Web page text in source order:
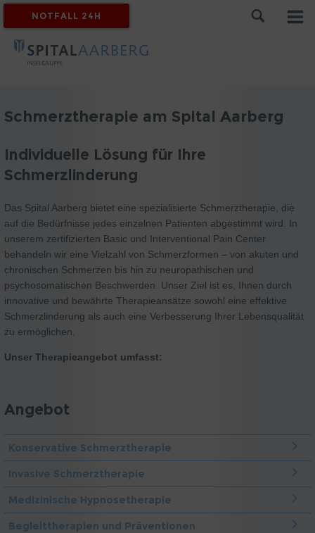
NOTFALL 24H
Schmerztherapie am Spital Aarberg
Individuelle Lösung für Ihre
Schmerzlinderung
Das Spital Aarberg bietet eine spezialisierte Schmerztherapie, die
auf die Bedürfnisse jedes einzelnen Patienten abgestimmt wird. In
unserem zertifizierten Basic und Interventional Pain Center
behandeln wir eine Vielzahl von Schmerzformen – von akuten und
chronischen Schmerzen bis hin zu neuropathischen und
psychosomatischen Beschwerden. Unser Ziel ist es, Ihnen durch
innovative und bewährte Therapieansätze sowohl eine effektive
Schmerzlinderung als auch eine Verbesserung Ihrer Lebensqualität
zu ermöglichen.
Unser Therapieangebot umfasst:
Angebot
Konservative Schmerztherapie
Invasive Schmerztherapie
Medizinische Hypnosetherapie
Begleittherapien und Präventionen